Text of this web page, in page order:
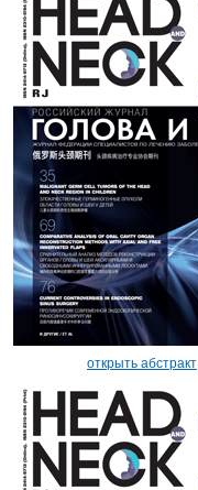
открыть абстракт